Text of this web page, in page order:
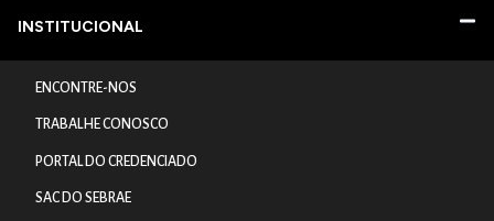
INSTITUCIONAL
ENCONTRE-NOS
TRABALHE CONOSCO
PORTAL DO CREDENCIADO
SAC DO SEBRAE